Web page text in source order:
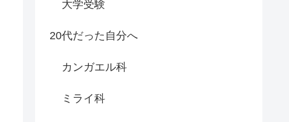
大学受験
20代だった自分へ
カンガエル科
ミライ科